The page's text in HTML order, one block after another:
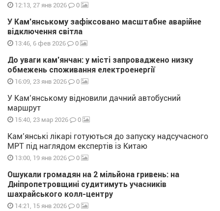
12:13, 27 янв 2026 0
У Кам’янському зафіксовано масштабне аварійне
відключення світла
13:46, 6 фев 2026 0
До уваги кам’янчан: у місті запроваджено низку
обмежень споживання електроенергії
16:09, 23 янв 2026 0
У Кам’янському відновили дачний автобусний
маршрут
15:40, 23 мар 2026 0
Кам’янські лікарі готуються до запуску надсучасного
МРТ під наглядом експертів із Китаю
13:00, 19 янв 2026 0
Ошукали громадян на 2 мільйона гривень: на
Дніпропетровщині судитимуть учасників
шахрайського колл-центру
14:21, 15 янв 2026 0